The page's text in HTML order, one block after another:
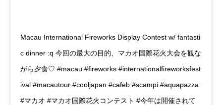
Macau International Fireworks Display Contest w/ fantasti
c dinner :q 今回の最大の目的、マカオ国際花火大会を観な
がら夕食♡ #macau #fireworks #internationalfireworksfest
ival #macautour #cooljapan #cafeb #scampi #aquapazza
#マカオ #マカオ国際花火コンテスト #今年は開催されて